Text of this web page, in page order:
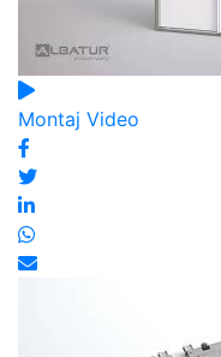
Montaj Video